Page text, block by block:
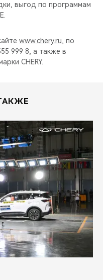
выгод по программам
www.chery.ru , по
999 8, а также в
CHERY.